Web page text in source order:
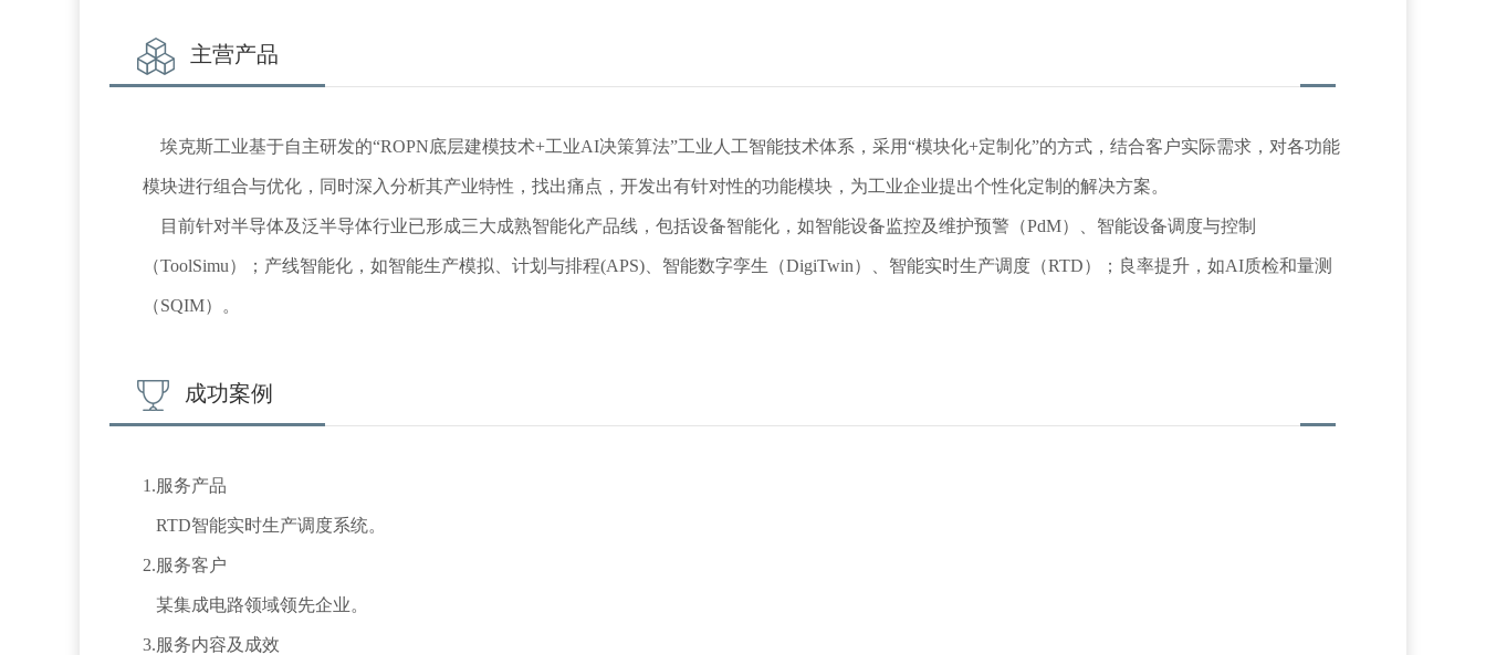
主营产品
模块进行组合与优化，同时深入分析其产业特性，找出痛点，开发出有针对性的功能模块，为工业企业提出个性化定制的解决方案。
（ToolSimu）；产线智能化，如智能生产模拟、计划与排程(APS)、智能数字孪生（DigiTwin）、智能实时生产调度（RTD）；良率提升，如AI质检和量测
（SQIM）。
成功案例
1.服务产品
2.服务客户
3.服务内容及成效